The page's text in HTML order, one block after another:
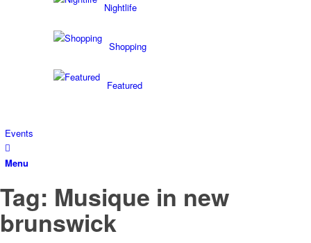
Nightlife
Shopping
Featured
Events
Menu
Tag: Musique in new
brunswick